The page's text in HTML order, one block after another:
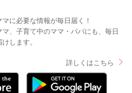
に必要な情報が毎日届く！
、子育て中のママ・パパにも、毎日
します。
詳しくはこちら